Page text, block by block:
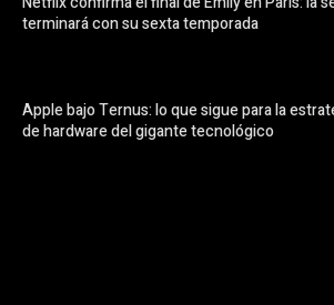
terminará con su sexta temporada
Apple bajo Ternus: lo que sigue para la
de hardware del gigante tecnológico